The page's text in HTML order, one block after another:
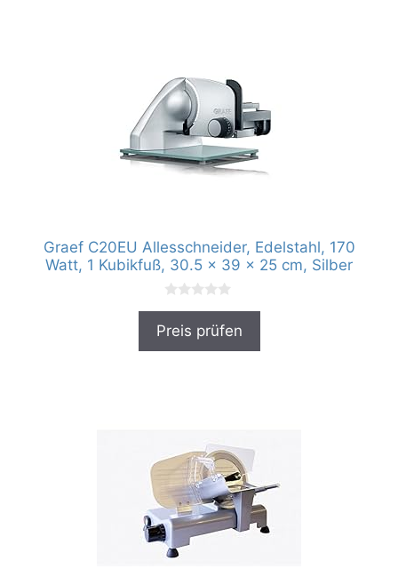
Graef C20EU Allesschneider, Edelstahl, 170
Watt, ‎1 Kubikfuß, ‎30.5 x 39 x 25 cm, Silber
0
o
Preis prüfen